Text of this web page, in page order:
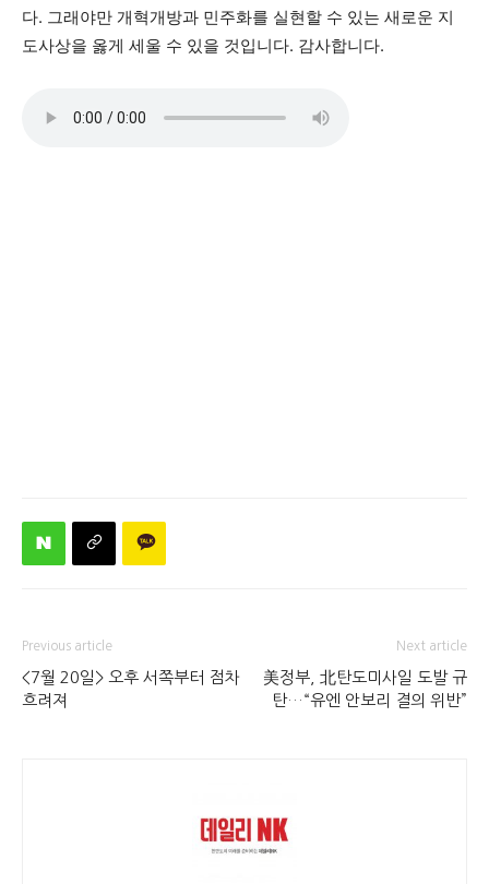
다. 그래야만 개혁개방과 민주화를 실현할 수 있는 새로운 지
도사상을 옳게 세울 수 있을 것입니다. 감사합니다.
Previous article
<7월 20일> 오후 서쪽부터 점차
흐려져
Next article
美정부, 北탄도미사일 도발 규
탄…“유엔 안보리 결의 위반”